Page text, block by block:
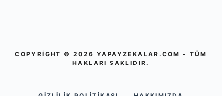
COPYRIGHT © 2026 YAPAYZEKALAR.COM - TÜM
HAKLARI SAKLIDIR.